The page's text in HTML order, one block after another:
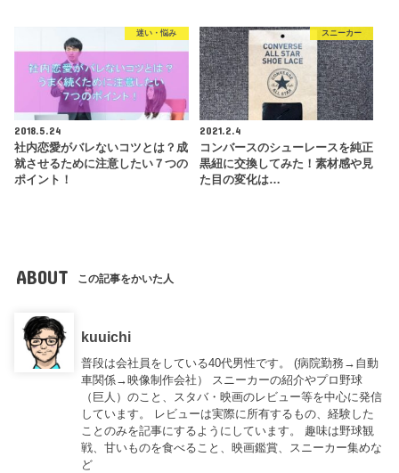
迷い・悩み
2018.5.24
社内恋愛がバレないコツとは？成
就させるために注意したい７つの
ポイント！
スニーカー
2021.2.4
コンバースのシューレースを純正
黒紐に交換してみた！素材感や見
た目の変化は…
ABOUT この記事をかいた人
kuuichi
普段は会社員をしている40代男性です。 (病院勤務→自動
車関係→映像制作会社） スニーカーの紹介やプロ野球
（巨人）のこと、スタバ・映画のレビュー等を中心に発信
しています。 レビューは実際に所有するもの、経験した
ことのみを記事にするようにしています。 趣味は野球観
戦、甘いものを食べること、映画鑑賞、スニーカー集めな
ど